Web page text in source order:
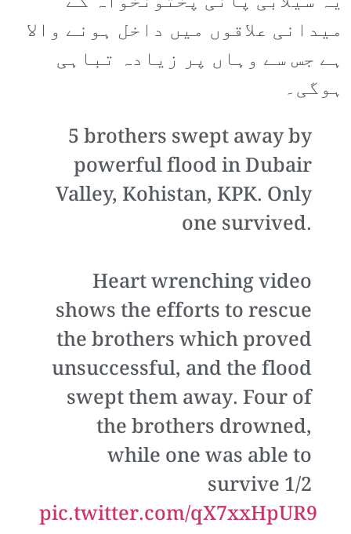
میدانی علاقوں میں داخل ہونے والا
ہے جس سے وہاں پر زیادہ تباہی
ہوگی۔
5 brothers swept away by
powerful flood in Dubair
Valley, Kohistan, KPK. Only
one survived.
Heart wrenching video
shows the efforts to rescue
the brothers which proved
unsuccessful, and the flood
swept them away. Four of
the brothers drowned,
while one was able to
survive 1/2
pic.twitter.com/qX7xxHpUR9